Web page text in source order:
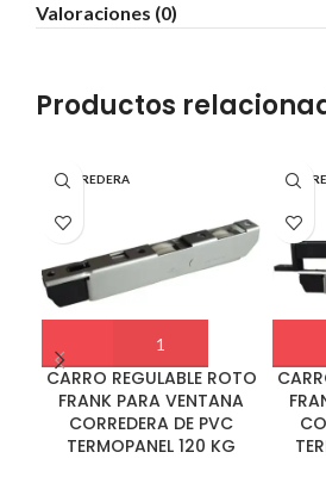
Valoraciones (0)
Productos
CORREDERA
CARRO REGULABLE ROTO
FRANK PARA VENTANA
CORREDERA DE PVC
TERMOPANEL 120 KG